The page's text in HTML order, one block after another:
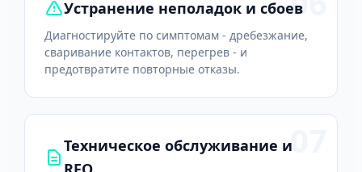
Устранение неполадок и сбоев
Диагностируйте по симптомам - дребезжание,
сваривание контактов, перегрев - и
предотвратите повторные отказы.
07
Техническое обслуживание и